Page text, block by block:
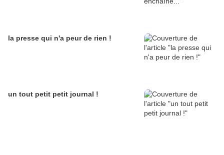
la presse qui n'a peur de rien !
un tout petit petit journal !